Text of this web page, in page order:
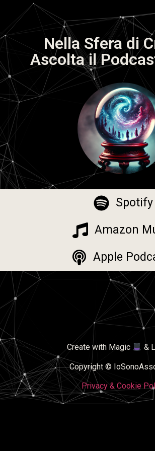
Nella Sfera di
Ascolta il
Spotify
Amazon
Apple
Create with Magic &
Copyright ©
Privacy & Cookie